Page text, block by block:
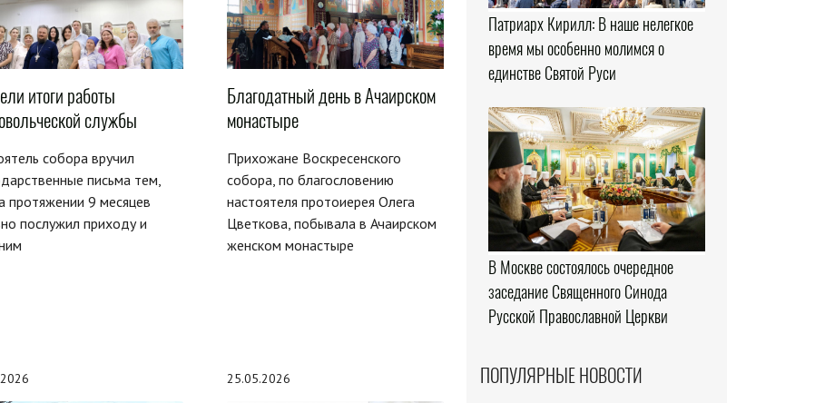
итоги работы
службы
собора вручил
письма тем,
протяжении 9 месяцев
послужил приходу и
Благодатный день в Ачаирском
монастыре
Прихожане Воскресенского
собора, по благословению
настоятеля протоиерея Олега
Цветкова, побывала в Ачаирском
женском монастыре
25.05.2026
Патриарх Кирилл: В наше нелегкое
время мы особенно молимся о
единстве Святой Руси
В Москве состоялось очередное
заседание Священного Синода
Русской Православной Церкви
ПОПУЛЯРНЫЕ НОВОСТИ